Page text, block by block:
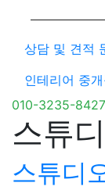
상담 및 견적
인테리어 중
010-3235-8427
스튜
스튜디